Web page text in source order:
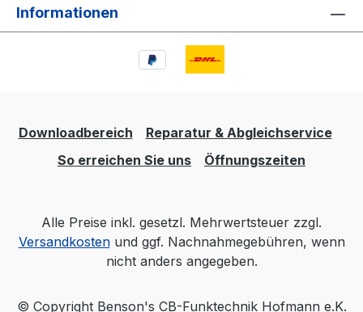
Informationen
Downloadbereich
Reparatur & Abgleichservice
So erreichen Sie uns
Öffnungszeiten
Alle Preise inkl. gesetzl. Mehrwertsteuer zzgl.
Versandkostenund ggf. Nachnahmegebühren, wenn
nicht anders angegeben.
© Copyright Benson's CB-Funktechnik Hofmann e.K.